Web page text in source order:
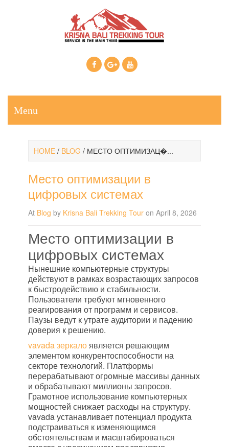
Menu
HOME / BLOG / МЕСТО ОПТИМИЗАЦ�...
Место оптимизации в
цифровых системах
At Blog by Krisna Bali Trekking Tour on April 8, 2026
Место оптимизации в
цифровых системах
Нынешние компьютерные структуры
действуют в рамках возрастающих запросов
к быстродействию и стабильности.
Пользователи требуют мгновенного
реагирования от программ и сервисов.
Паузы ведут к утрате аудитории и падению
доверия к решению.
vavada зеркалоявляется решающим
элементом конкурентоспособности на
секторе технологий. Платформы
перерабатывают огромные массивы данных
и обрабатывают миллионы запросов.
Грамотное использование компьютерных
мощностей снижает расходы на структуру.
vavada устанавливает потенциал продукта
подстраиваться к изменяющимся
обстоятельствам и масштабироваться